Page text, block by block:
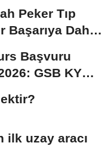
Peker Tıp
Başarıya Daha
Başvuru
GSB KYK
ilk uzay aracı